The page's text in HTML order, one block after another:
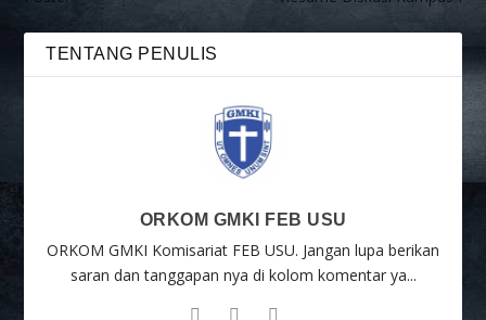
TENTANG PENULIS
ORKOM GMKI FEB USU
ORKOM GMKI Komisariat FEB USU. Jangan lupa berikan
saran dan tanggapan nya di kolom komentar ya...